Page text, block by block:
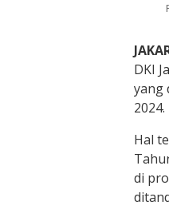
DKI
yang
2024.
Hal
di